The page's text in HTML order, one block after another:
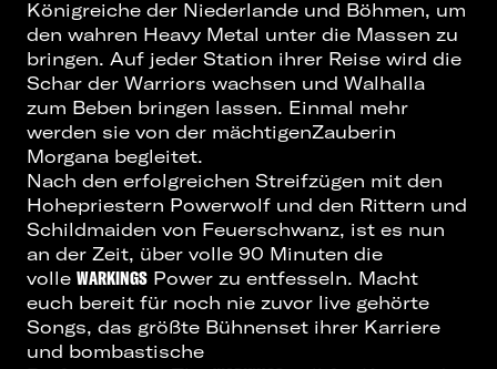
Königreiche der Niederlande und Böhmen, um
den wahren Heavy Metal unter die Massen zu
bringen. Auf jeder Station ihrer Reise wird die
Schar der Warriors wachsen und Walhalla
zum Beben bringen lassen. Einmal mehr
werden sie von der mächtigenZauberin
Morgana begleitet.
Nach den erfolgreichen Streifzügen mit den
Hohepriestern Powerwolf und den Rittern und
Schildmaiden von Feuerschwanz, ist es nun
an der Zeit, über volle 90 Minuten die
volle WARKINGS Power zu entfesseln. Macht
euch bereit für noch nie zuvor live gehörte
Songs, das größte Bühnenset ihrer Karriere
und bombastische